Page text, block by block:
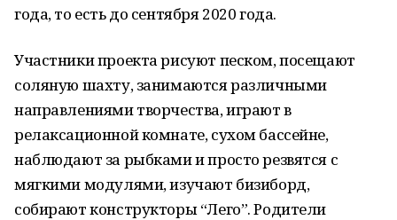
года, то есть до сентября 2020 года.
Участники проекта рисуют песком, посещают
соляную шахту, занимаются различными
направлениями творчества, играют в
релаксационной комнате, сухом бассейне,
наблюдают за рыбками и просто резвятся с
мягкими модулями, изучают бизиборд,
собирают конструкторы “Лего”. Родители